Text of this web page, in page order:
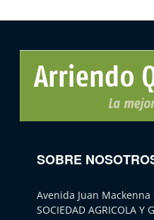
SOBRE
Avenida Juan
SOCIEDAD AGRICOLA Y